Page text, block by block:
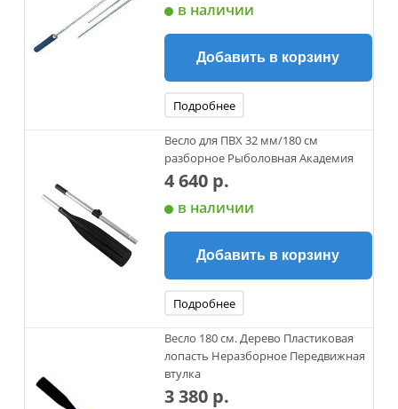
в наличии
Добавить в корзину
Подробнее
Весло для ПВХ 32 мм/180 см
разборное Рыболовная Академия
4 640 р.
в наличии
Добавить в корзину
Подробнее
Весло 180 см. Дерево Пластиковая
лопасть Неразборное Передвижная
втулка
3 380 р.